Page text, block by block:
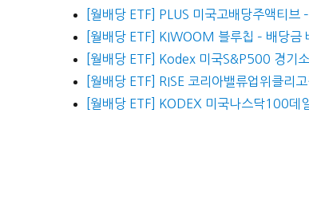
[월배당 ETF] PLUS 미국고배당주액티브
[월배당 ETF] KIWOOM 블루칩 – 배당금
[월배당 ETF] Kodex 미국S&P500 경기
[월배당 ETF] RISE 코리아밸류업위클리
[월배당 ETF] KODEX 미국나스닥100데